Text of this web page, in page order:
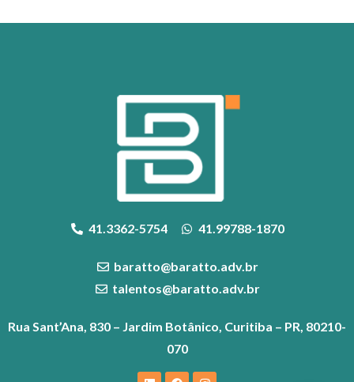
41.3362-5754 41.99788-1870
baratto@baratto.adv.br
talentos@baratto.adv.br
Rua Sant’Ana, 830 – Jardim Botânico, Curitiba – PR, 80210-
070